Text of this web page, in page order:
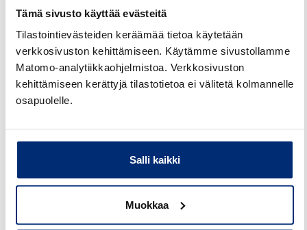
Tämä sivusto käyttää evästeitä
Tilastointievästeiden keräämää tietoa käytetään
verkkosivuston kehittämiseen. Käytämme sivustollamme
Matomo-analytiikkaohjelmistoa. Verkkosivuston
kehittämiseen kerättyjä tilastotietoa ei välitetä kolmannelle
osapuolelle.
Salli kaikki
Muokkaa
kyberturvallisuusinnovaatioiden käyttöönottoon ja
levittämiseen.
Avautuvista hauista tiedotetaan
koordinointikeskuksen verkkosivuilla ja
haeavustuksia.fi -palvelussa.
kansalliseen
osaamisyhteisöön
Osana toimintaansa koordinointikeskus rakentaa